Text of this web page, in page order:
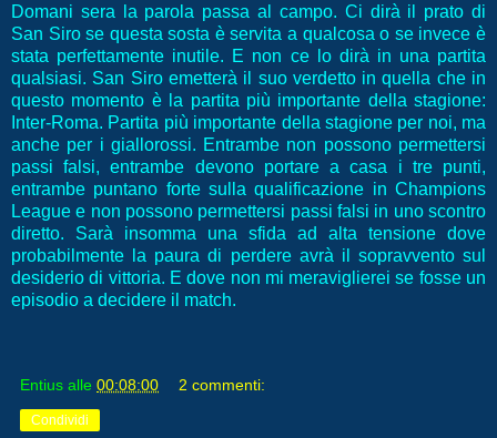
Domani sera la parola passa al campo. Ci dirà il prato di
San Siro se questa sosta è servita a qualcosa o se invece è
stata perfettamente inutile. E non ce lo dirà in una partita
qualsiasi. San Siro emetterà il suo verdetto in quella che in
questo momento è la partita più importante della stagione:
Inter-Roma. Partita più importante della stagione per noi, ma
anche per i giallorossi. Entrambe non possono permettersi
passi falsi, entrambe devono portare a casa i tre punti,
entrambe puntano forte sulla qualificazione in Champions
League e non possono permettersi passi falsi in uno scontro
diretto. Sarà insomma una sfida ad alta tensione dove
probabilmente la paura di perdere avrà il sopravvento sul
desiderio di vittoria. E dove non mi meraviglierei se fosse un
episodio a decidere il match.
Entius alle 00:08:00 2 commenti:
Condividi